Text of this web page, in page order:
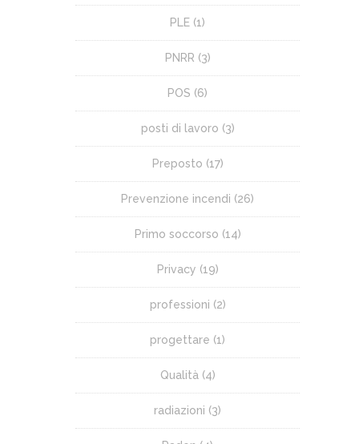
PLE (1)
PNRR (3)
POS (6)
posti di lavoro (3)
Preposto (17)
Prevenzione incendi (26)
Primo soccorso (14)
Privacy (19)
professioni (2)
progettare (1)
Qualità (4)
radiazioni (3)